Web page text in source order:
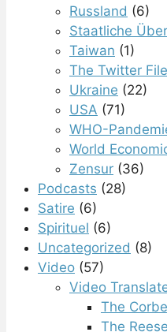
Russland (6)
Staatliche
Taiwan (1)
The Twitter
Ukraine (22)
USA (71)
WHO-
World
Zensur (36)
Podcasts (28)
Satire (6)
Spirituel (6)
Uncategorized (8)
Video (57)
Video
The
The